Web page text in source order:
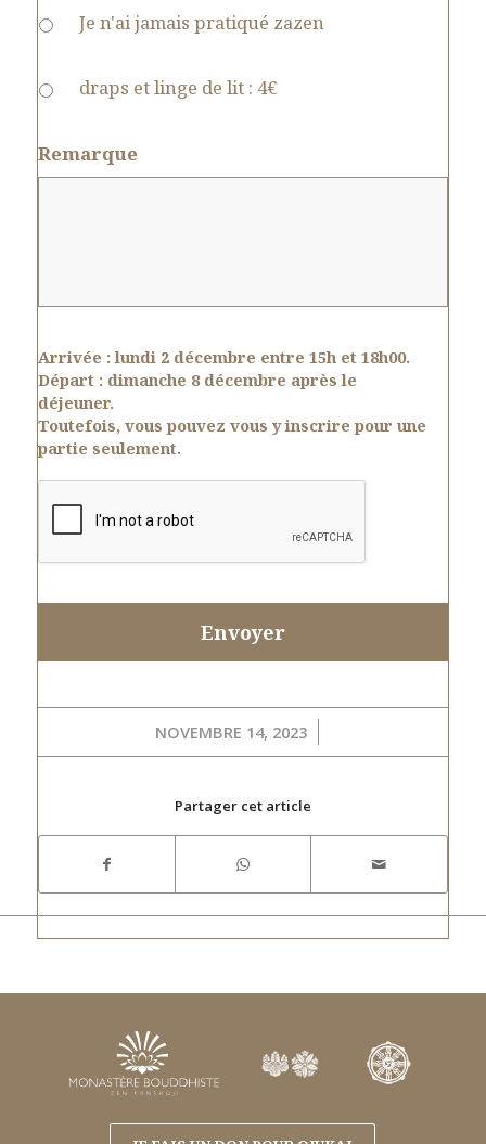
Je n'ai jamais pratiqué zazen
draps et linge de lit : 4€
Remarque
Arrivée :lundi 2 décembre entre 15h et 18h00.
Départ : dimanche 8 décembre après le
déjeuner.
Toutefois, vous pouvez vous y inscrire pour une
partie seulement.
NOVEMBRE 14, 2023
/
Partager cet article